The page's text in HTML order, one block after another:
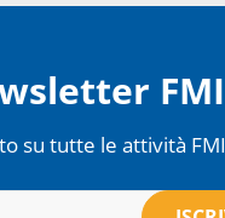
FMI
su tutte le attività FMI